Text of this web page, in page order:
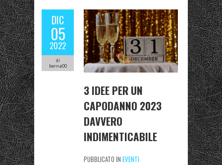
DIC
05
2022
di
berna00
3 IDEE PER UN
CAPODANNO 2023
DAVVERO
INDIMENTICABILE
PUBBLICATO IN EVENTI